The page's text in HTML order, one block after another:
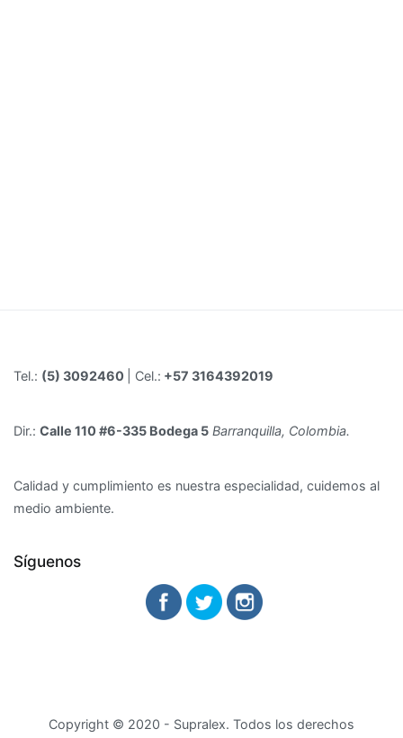
Tel.: (5) 3092460 | Cel.: +57 3164392019
Dir.: Calle 110 #6-335 Bodega 5 Barranquilla, Colombia.
Calidad y cumplimiento es nuestra especialidad, cuidemos al
medio ambiente.
Síguenos
Copyright © 2020 - Supralex. Todos los derechos